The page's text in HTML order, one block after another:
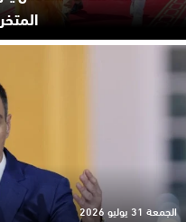
الجمعة 31 يوليو 2026